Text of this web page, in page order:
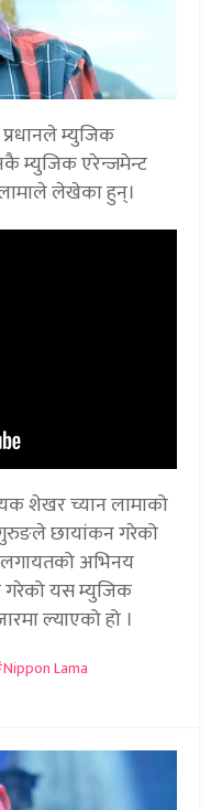
म्युजिक
म्युजिक एरेन्जमेन्ट
लेखेका हुन्।
शेखर च्यान लामाको
गुरुङले छायांकन गरेको
लगायतको अभिनय
गरेको यस म्युजिक
ल्याएको हो ।
Nippon Lama